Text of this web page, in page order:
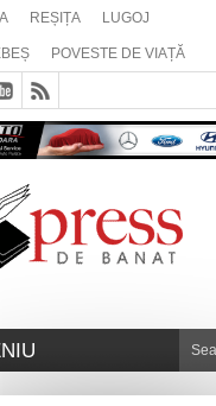
REȘIȚA LUGOJ
POVESTE DE VIAȚĂ